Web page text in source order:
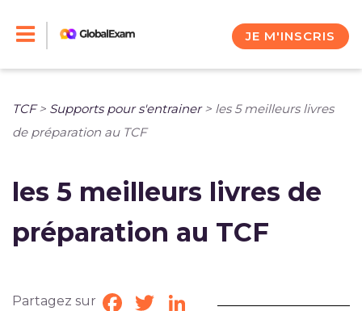
JE M'INSCRIS
TCF> Supports pour s'entrainer> les 5 meilleurs livres
de préparation au TCF
les 5 meilleurs livres de
préparation au TCF
Partagez sur Facebook
TwitterLinkedIn